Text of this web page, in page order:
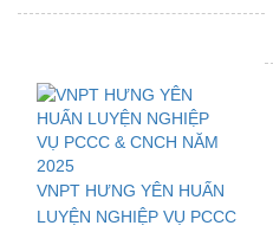
VNPT HƯNG YÊN HUẤN
LUYỆN NGHIỆP VỤ PCCC